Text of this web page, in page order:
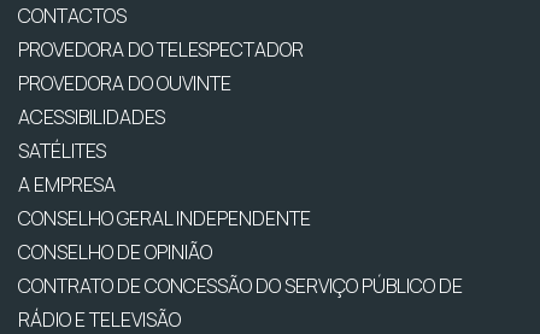
CONTACTOS
PROVEDORA DO TELESPECTADOR
PROVEDORA DO OUVINTE
ACESSIBILIDADES
SATÉLITES
A EMPRESA
CONSELHO GERAL INDEPENDENTE
CONSELHO DE OPINIÃO
CONTRATO DE CONCESSÃO DO SERVIÇO PÚBLICO DE
RÁDIO E TELEVISÃO